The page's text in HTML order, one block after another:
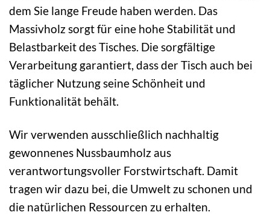
dem Sie lange Freude haben werden. Das
Massivholz sorgt für eine hohe Stabilität und
Belastbarkeit des Tisches. Die sorgfältige
Verarbeitung garantiert, dass der Tisch auch bei
täglicher Nutzung seine Schönheit und
Funktionalität behält.
Wir verwenden ausschließlich nachhaltig
gewonnenes Nussbaumholz aus
verantwortungsvoller Forstwirtschaft. Damit
tragen wir dazu bei, die Umwelt zu schonen und
die natürlichen Ressourcen zu erhalten.